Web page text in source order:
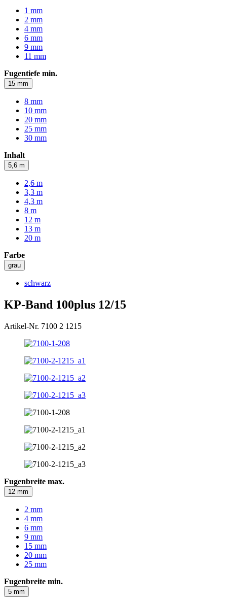
1 mm
2 mm
4 mm
6 mm
9 mm
11 mm
Fugentiefe min.
15 mm
8 mm
10 mm
20 mm
25 mm
30 mm
Inhalt
5,6 m
2,6 m
3,3 m
4,3 m
8 m
12 m
13 m
20 m
Farbe
grau
schwarz
KP-Band 100plus 12/15
Artikel-Nr. 7100 2 1215
Fugenbreite max.
12 mm
2 mm
4 mm
6 mm
9 mm
15 mm
20 mm
25 mm
Fugenbreite min.
5 mm